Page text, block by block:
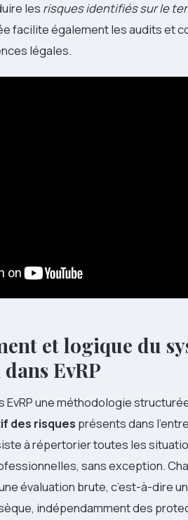
les risques identifiés sur le
facilite également les audits et
légales.
et logique du
EvRP
EvRP une méthodologie
des risques présents dans
à répertorier toutes les
sans exception.
évaluation brute, c’est-à-dire
indépendamment des